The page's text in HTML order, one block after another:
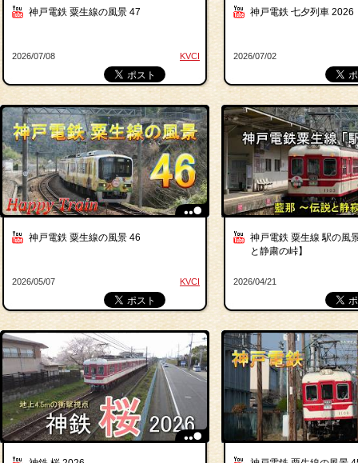
神戸電鉄 粟生線の風景 47
KVCI
2026/07/08
神戸電鉄 七夕列車 2026
2026/07/02
神戸電鉄 粟生線の風景 46
KVCI
2026/05/07
神戸電鉄 粟生線 駅の風
と静粛の峠】
2026/04/21